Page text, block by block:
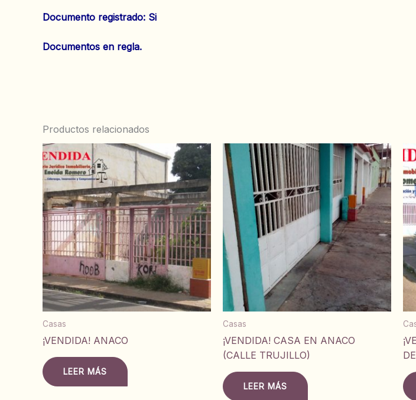
Documento registrado: Si
Documentos en regla.
Productos relacionados
Casas
¡VENDIDA! ANACO
LEER MÁS
Casas
¡VENDIDA! CASA EN ANACO
(CALLE TRUJILLO)
LEER MÁS